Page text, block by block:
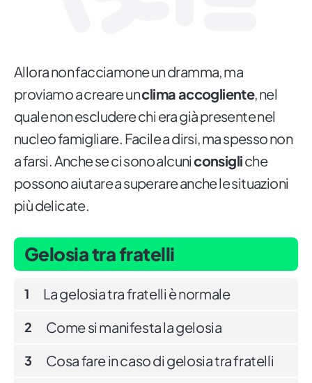
Allora non facciamone un dramma, ma
proviamo a creare unclima accogliente, nel
quale non escludere chi era già presente nel
nucleo famigliare. Facile a dirsi, ma spesso non
a farsi. Anche se ci sono alcuniconsigliche
possono aiutare a superare anche le situazioni
più delicate.
Gelosia tra fratelli
1 La gelosia tra fratelli è normale
2 Come si manifesta la gelosia
3 Cosa fare in caso di gelosia tra fratelli